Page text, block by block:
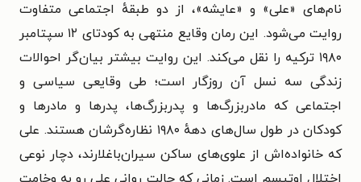
نام‌های «علی» و «عایشه»، از دو طبقهٔ اجتماعی متفاوت
روایت می‌شود. این رمان وقایع منتهی به کودتای ۱۲ سپتامبر
۱۹۸۰ ترکیه را نقل می‌کند. این روایت بیشتر بیان‌گر احوالات
زندگی سه نسل آن روزگار است؛ طی وقایعی سیاسی و
اجتماعی که مادربزرگ‌ها و پدربزرگ‌ها، پدرها و مادرها و
کودکان در طول سال‌های دههٔ ۱۹۸۰ نظاره‌گرشان هستند.
علی
که خانواده‌اش از علوی‌های ساکن سیران‌باغلارند، دچار نوعی